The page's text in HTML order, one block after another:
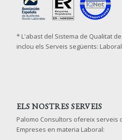
* L'abast del Sistema de Qualitat
inclou els Serveis següents:
ELS NOSTRES SERVEIS
Palomo Consultors ofereix serveis
Empreses en materia Laboral: